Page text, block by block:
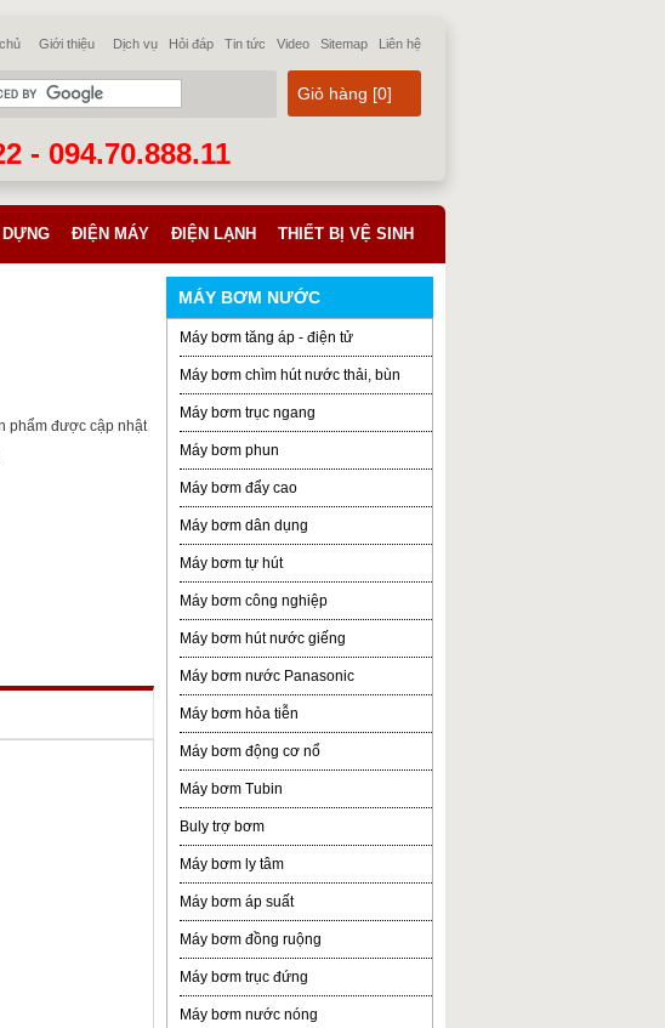
Giới thiệu Dịch vụ Hỏi đáp Tin tức Video Sitemap Liên hệ
Giỏ hàng [0]
- 094.70.888.11
ĐIỆN MÁY ĐIỆN LẠNH THIẾT BỊ VỆ SINH
phẩm được cập nhật
MÁY BƠM NƯỚC
Máy bơm tăng áp - điện tử
Máy bơm chìm hút nước thải, bùn
Máy bơm trục ngang
Máy bơm phun
Máy bơm đẩy cao
Máy bơm dân dụng
Máy bơm tự hút
Máy bơm công nghiệp
Máy bơm hút nước giếng
Máy bơm nước Panasonic
Máy bơm hỏa tiễn
Máy bơm động cơ nổ
Máy bơm Tubin
Buly trợ bơm
Máy bơm ly tâm
Máy bơm áp suất
Máy bơm đồng ruộng
Máy bơm trục đứng
Máy bơm nước nóng